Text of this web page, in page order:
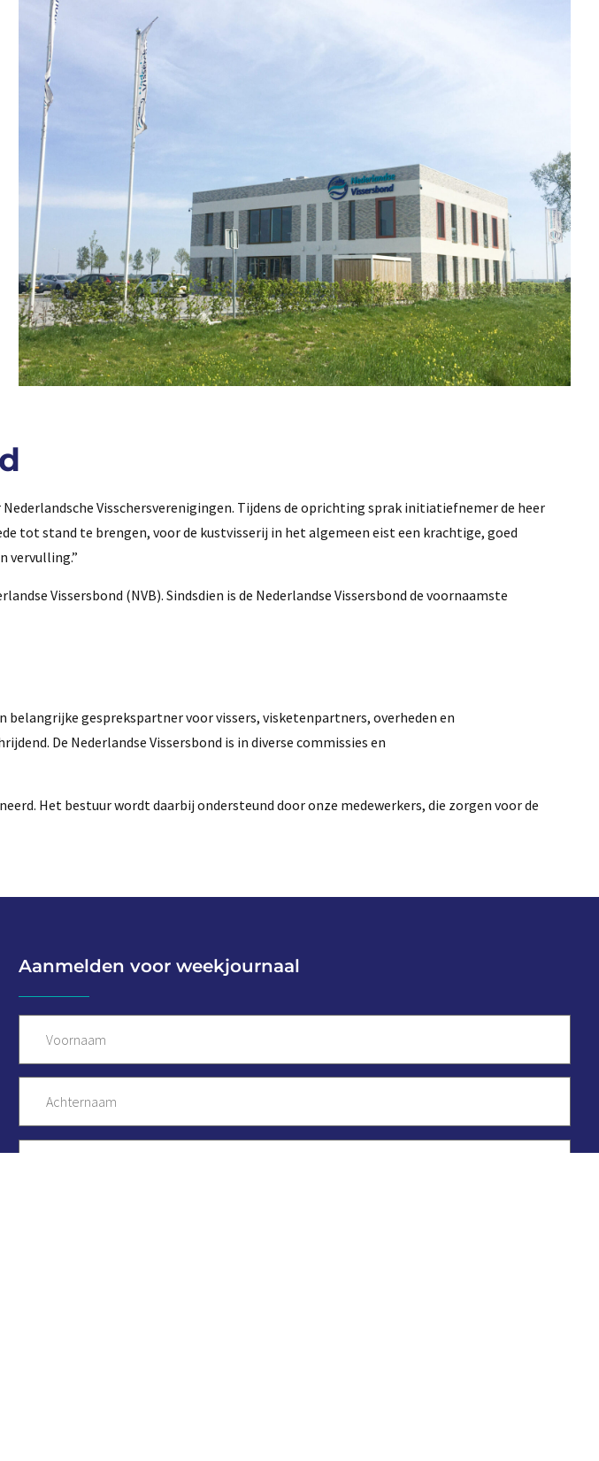
Visschersverenigingen. Tijdens de oprichting sprak initiatiefnemer de heer
tot stand te brengen, voor de kustvisserij in het algemeen eist een krachtige, goed
vervulling.”
Vissersbond (NVB). Sindsdien is de Nederlandse Vissersbond de voornaamste
belangrijke gesprekspartner voor vissers, visketenpartners, overheden en
De Nederlandse Vissersbond is in diverse commissies en
Het bestuur wordt daarbij ondersteund door onze medewerkers, die zorgen voor de
Aanmelden voor weekjournaal